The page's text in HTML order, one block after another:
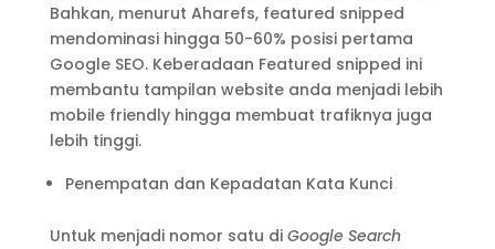
Bahkan, menurut Aharefs, featured snipped
mendominasi hingga 50-60% posisi pertama
Google SEO. Keberadaan Featured snipped ini
membantu tampilan website anda menjadi lebih
mobile friendly hingga membuat trafiknya juga
lebih tinggi.
Penempatan dan Kepadatan Kata Kunci
Untuk menjadi nomor satu di Google Search